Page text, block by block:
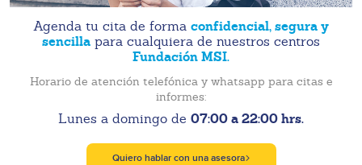
Agenda tu cita de forma confidencial, segura y
sencilla para cualquiera de nuestros centros
Fundación MSI.
Horario de atención telefónica y whatsapp para citas e
informes:
Lunes a domingo de 07:00 a 22:00 hrs.
Quiero hablar con una asesora